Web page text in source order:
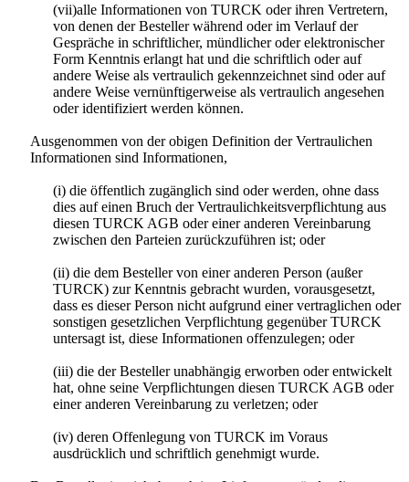
(vii)alle Informationen von TURCK oder ihren Vertretern,
von denen der Besteller während oder im Verlauf der
Gespräche in schriftlicher, mündlicher oder elektronischer
Form Kenntnis erlangt hat und die schriftlich oder auf
andere Weise als vertraulich gekennzeichnet sind oder auf
andere Weise vernünftigerweise als vertraulich angesehen
oder identifiziert werden können.
Ausgenommen von der obigen Definition der Vertraulichen
Informationen sind Informationen,
(i) die öffentlich zugänglich sind oder werden, ohne dass
dies auf einen Bruch der Vertraulichkeitsverpflichtung aus
diesen TURCK AGB oder einer anderen Vereinbarung
zwischen den Parteien zurückzuführen ist; oder
(ii) die dem Besteller von einer anderen Person (außer
TURCK) zur Kenntnis gebracht wurden, vorausgesetzt,
dass es dieser Person nicht aufgrund einer vertraglichen oder
sonstigen gesetzlichen Verpflichtung gegenüber TURCK
untersagt ist, diese Informationen offenzulegen; oder
(iii) die der Besteller unabhängig erworben oder entwickelt
hat, ohne seine Verpflichtungen diesen TURCK AGB oder
einer anderen Vereinbarung zu verletzen; oder
(iv) deren Offenlegung von TURCK im Voraus
ausdrücklich und schriftlich genehmigt wurde.